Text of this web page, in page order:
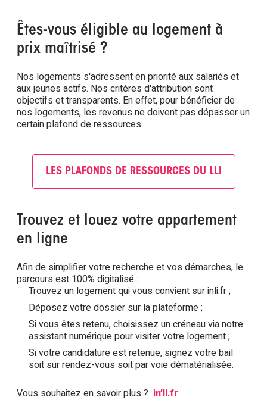
Êtes-vous éligible au logement à
prix maîtrisé ?
Nos logements s'adressent en priorité aux salariés et
aux jeunes actifs. Nos critères d'attribution sont
objectifs et transparents. En effet, pour bénéficier de
nos logements, les revenus ne doivent pas dépasser un
certain plafond de ressources.
LES PLAFONDS DE RESSOURCES DU LLI
Trouvez et louez votre appartement
en ligne
Afin de simplifier votre recherche et vos démarches, le
parcours est 100% digitalisé :
Trouvez un logement qui vous convient sur inli.fr ;
Déposez votre dossier sur la plateforme ;
Si vous êtes retenu, choisissez un créneau via notre
assistant numérique pour visiter votre logement ;
Si votre candidature est retenue, signez votre bail
soit sur rendez-vous soit par voie dématérialisée.
Vous souhaitez en savoir plus ? in’li.fr